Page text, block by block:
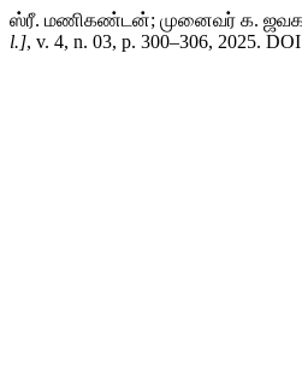
ஸ்ரீ. மணிகண்டன்; முனைவர் க. ஜவகர்.
l.], v. 4, n. 03, p. 300–306, 2025.